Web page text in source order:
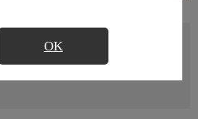
OK
の放送予定はありません